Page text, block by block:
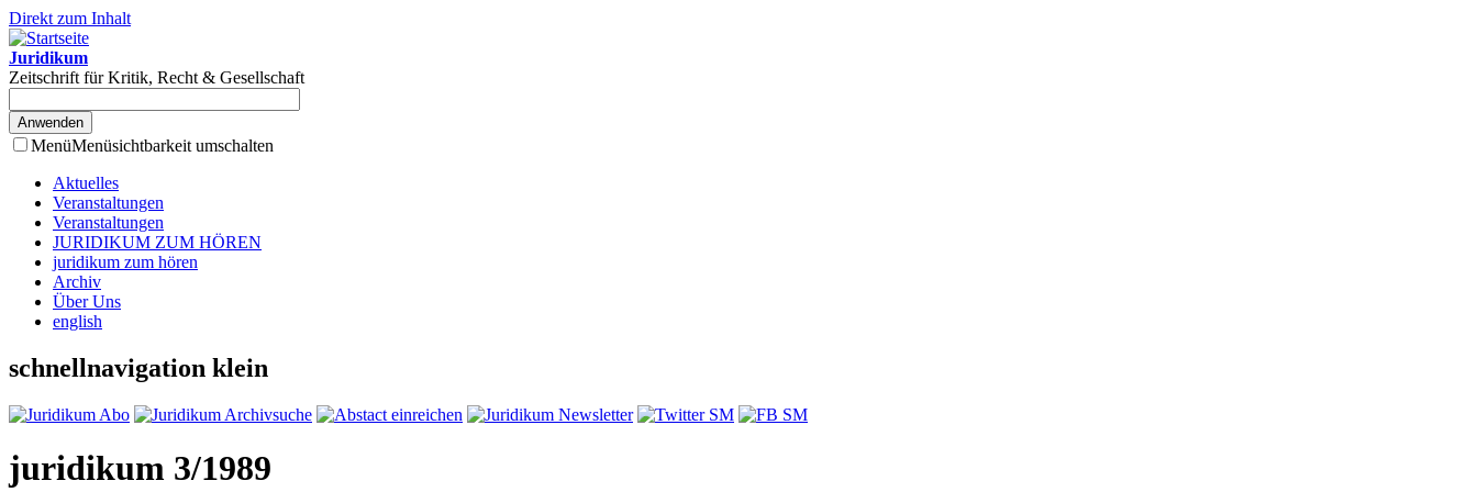
Direkt zum Inhalt
Juridikum
Zeitschrift für Kritik, Recht & Gesellschaft
MenüMenüsichtbarkeit umschalten
Aktuelles
Veranstaltungen
Veranstaltungen
JURIDIKUM ZUM HÖREN
juridikum zum hören
Archiv
Über Uns
english
schnellnavigation klein
juridikum 3/1989